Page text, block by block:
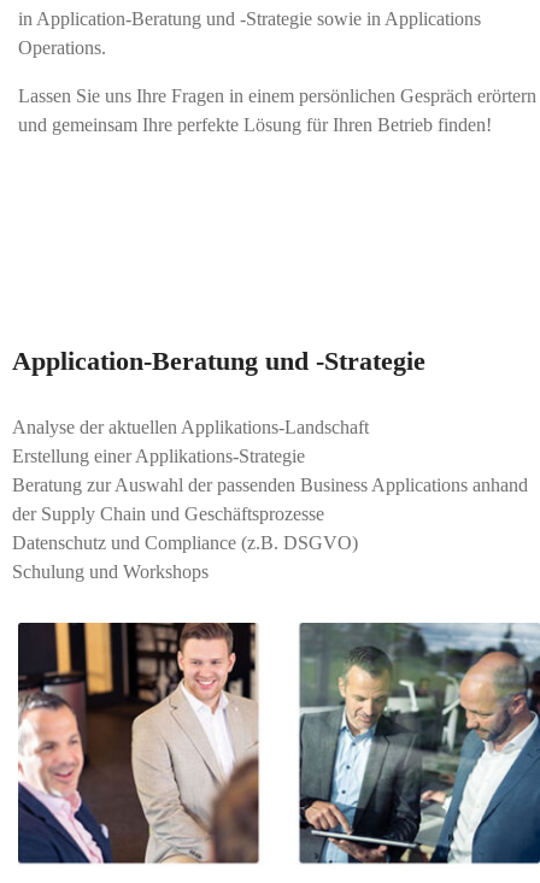
in Application-Beratung und -Strategie sowie in Applications
Operations.
Lassen Sie uns Ihre Fragen in einem persönlichen Gespräch erörtern
und gemeinsam Ihre perfekte Lösung für Ihren Betrieb finden!
Application-Beratung und -Strategie
Analyse der aktuellen Applikations-Landschaft​​
Erstellung einer Applikations-Strategie​​
Beratung zur Auswahl der passenden Business Applications anhand
der Supply Chain und Geschäftsprozesse​​
Datenschutz und Compliance (z.B. DSGVO)​​
Schulung und Workshops